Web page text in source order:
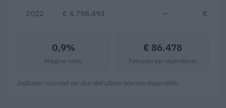
2022 € 4.798.493 — €
0,9%
Margine netto
€ 86.478
Fatturato per dipendente
Indicatori calcolati dai dati dell'ultimo bilancio disponibile.